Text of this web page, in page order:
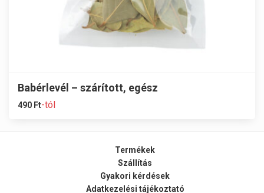
Babérlevél – szárított, egész
490 Ft-tól
Termékek
Szállítás
Gyakori kérdések
Adatkezelési tájékoztató